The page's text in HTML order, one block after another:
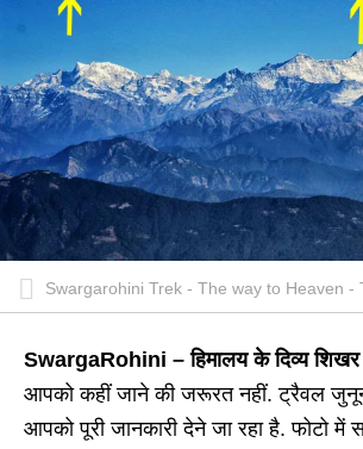
Swargarohini Trek - The way to Heaven -
SwargaRohini – हिमालय के दिव्य
आपको कहीं जाने की जरूरत नहीं. ट्रैवल
आपको पूरी जानकारी देने जा रहा है. फोटो में